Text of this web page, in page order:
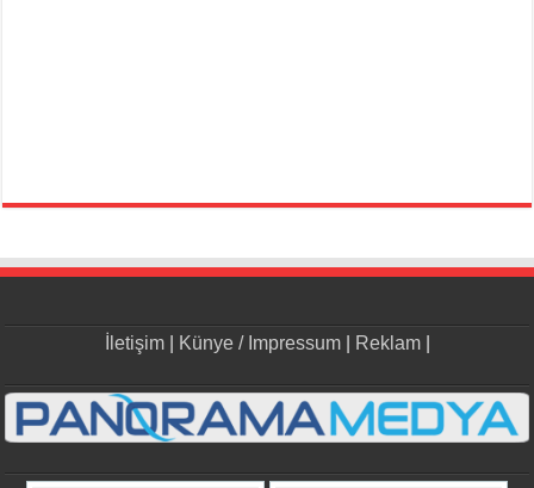
İletişim| Künye / Impressum| Reklam|